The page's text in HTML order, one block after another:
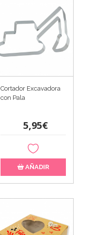
Cortador Excavadora
con Pala
5,95€
AÑADIR